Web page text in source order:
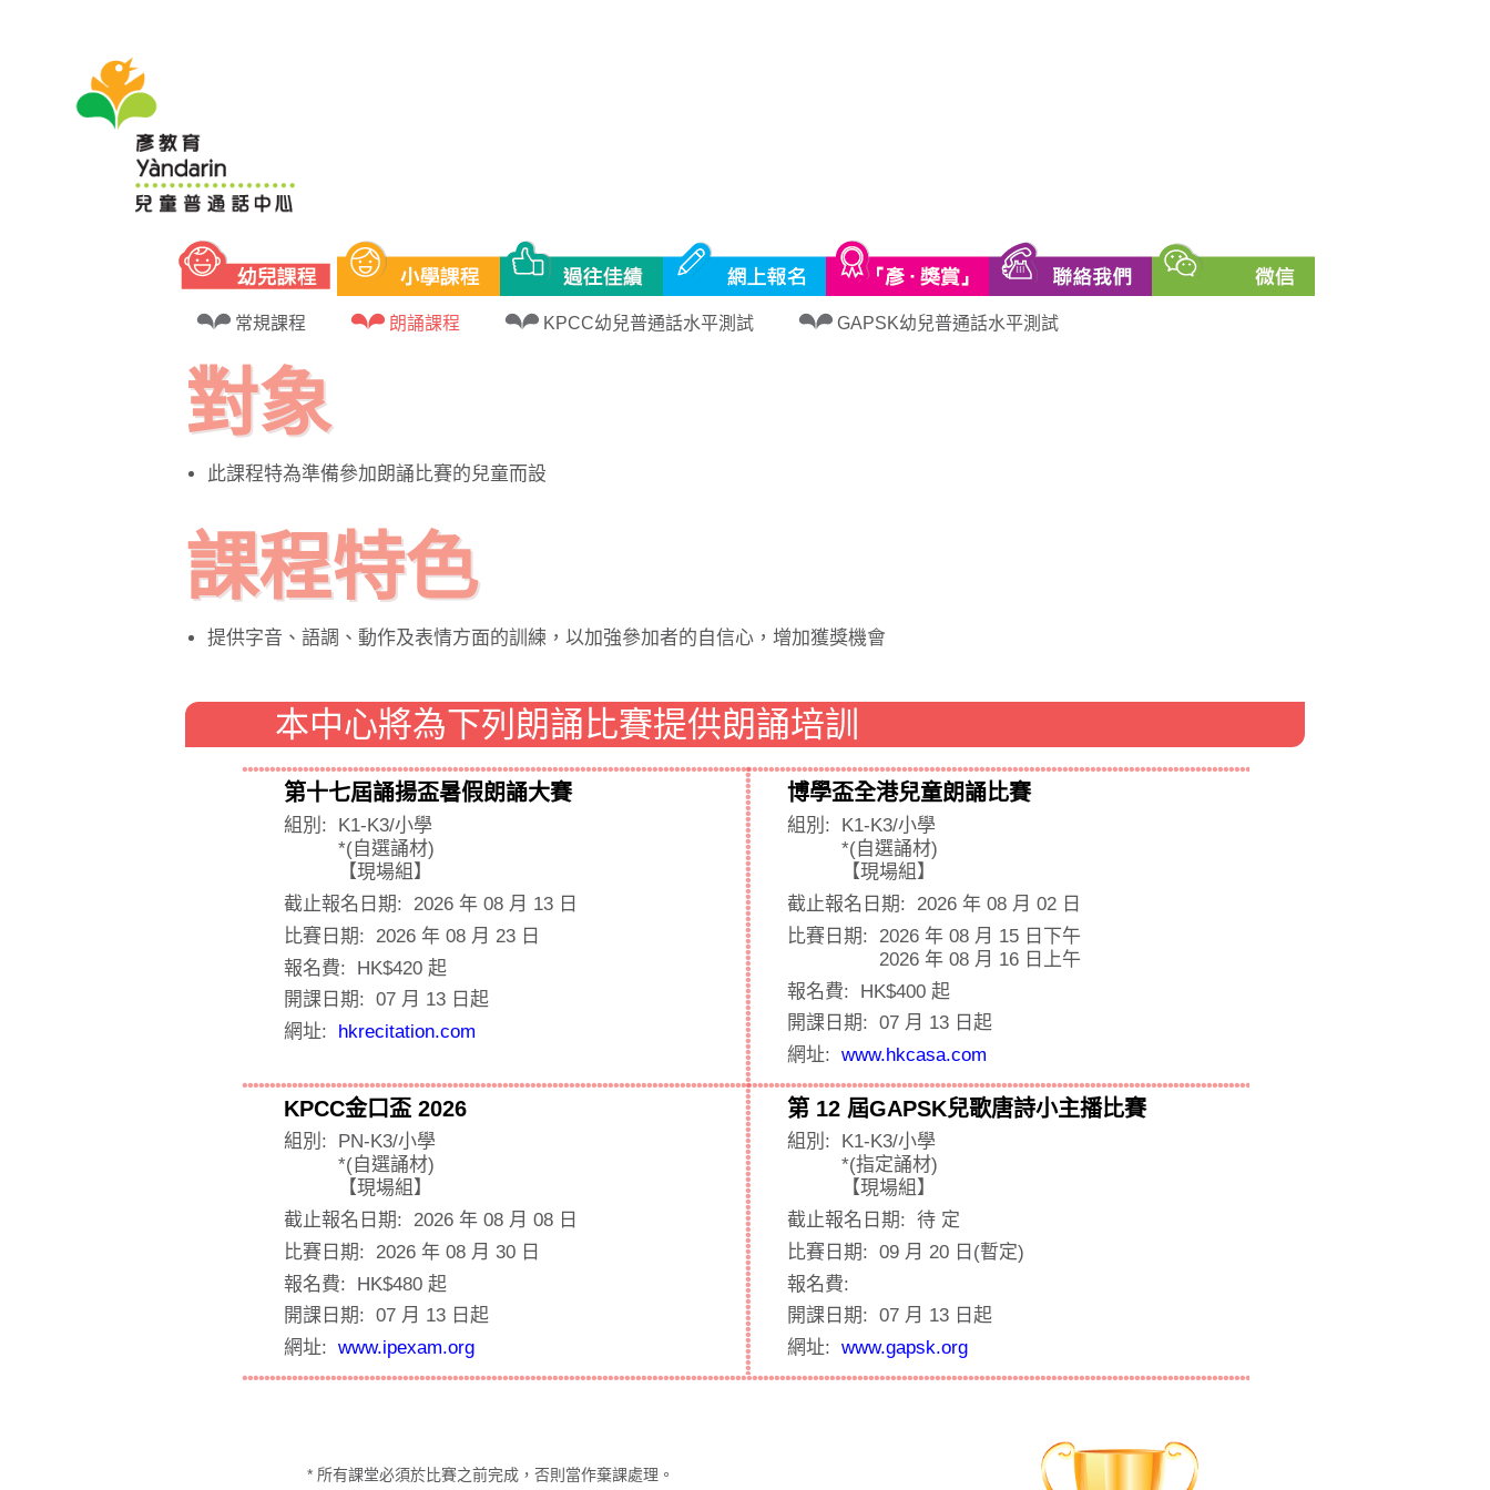
兒童朗誦班 培訓自信及改善發音問題 | Yandarin
常規課程 朗誦課程 KPCC幼兒普通話水平測試 GAPSK幼兒普通話水平測試
對象
此課程特為準備參加朗誦比賽的兒童而設
課程特色
提供字音、語調、動作及表情方面的訓練，以加強參加者的自信心，增加獲獎機會
本中心將為下列朗誦比賽提供朗誦培訓
第十七屆誦揚盃暑假朗誦大賽
組別:
K1-K3/小學
*(自選誦材)
【現場組】
截止報名日期: 2026 年 08 月 13 日
比賽日期: 2026 年 08 月 23 日
報名費:
HK$420 起
開課日期: 07 月 13 日起
網址:
hkrecitation.com
博學盃全港兒童朗誦比賽
組別:
K1-K3/小學
*(自選誦材)
【現場組】
截止報名日期: 2026 年 08 月 02 日
比賽日期: 2026 年 08 月 15 日下午
2026 年 08 月 16 日上午
報名費:
HK$400 起
開課日期: 07 月 13 日起
網址: www.hkcasa.com
KPCC金口盃 2026
組別:
PN-K3/小學
*(自選誦材)
【現場組】
截止報名日期: 2026 年 08 月 08 日
比賽日期: 2026 年 08 月 30 日
報名費:
HK$480 起
開課日期: 07 月 13 日起
網址: www.ipexam.org
第 12 屆GAPSK兒歌唐詩小主播比賽
組別:
K1-K3/小學
*(指定誦材)
【現場組】
截止報名日期: 待 定
比賽日期: 09 月 20 日(暫定)
報名費:
開課日期: 07 月 13 日起
網址: www.gapsk.org
所有課堂必須於比賽之前完成，否則當作棄課處理。